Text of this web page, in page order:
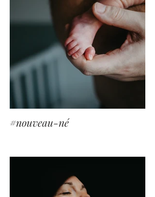
#nouveau-né